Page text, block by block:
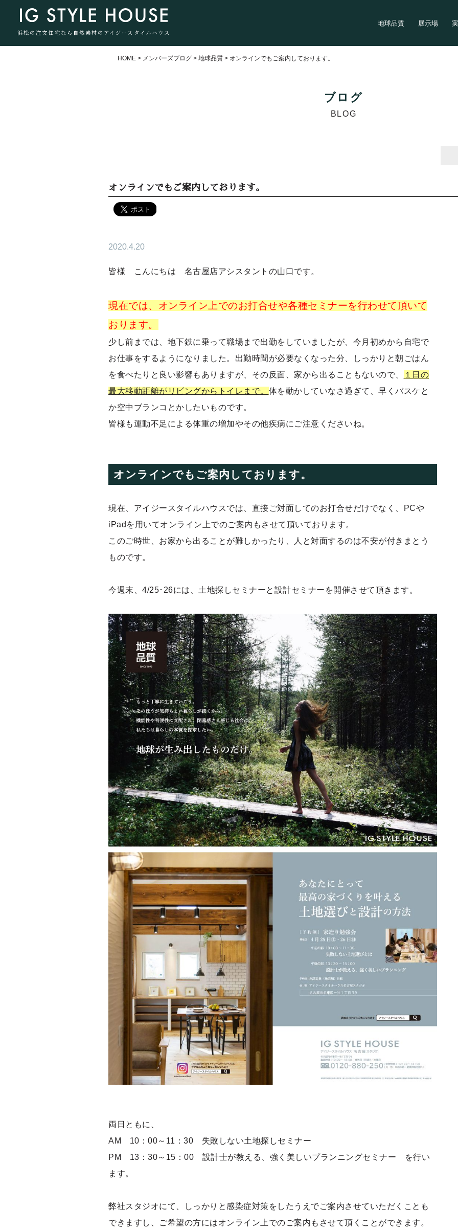
浜松の注文住宅なら自然素材のアイジースタイルハウス
地球品質 展示場
HOME > メンバーズブログ >地球品質 > オンラインでもご案内しております。
ブログ
BLOG
オンラインでもご案内しております。
2020.4.20
皆様 こんにちは 名古屋店アシスタントの山口です。
現在では、オンライン上でのお打合せや各種セミナーを行わせて頂いて
おります。
少し前までは、地下鉄に乗って職場まで出勤をしていましたが、今月初めから自宅で
お仕事をするようになりました。出勤時間が必要なくなった分、しっかりと朝ごはん
を食べたりと良い影響もありますが、その反面、家から出ることもないので、
１日の
最大移動距離がリビングからトイレまで。 体を動かしていなさ過ぎて、早くバスケと
か空中ブランコとかしたいものです。
皆様も運動不足による体重の増加やその他疾病にご注意くださいね。
オンラインでもご案内しております。
現在、アイジースタイルハウスでは、直接ご対面してのお打合せだけでなく、PCや
iPadを用いてオンライン上でのご案内もさせて頂いております。
このご時世、お家から出ることが難しかったり、人と対面するのは不安が付きまとう
ものです。
今週末、4/25･26には、土地探しセミナーと設計セミナーを開催させて頂きます。
両日ともに、
AM 10：00～11：30 失敗しない土地探しセミナー
PM 13：30～15：00 設計士が教える、強く美しいプランニングセミナー を行い
ます。
弊社スタジオにて、しっかりと感染症対策をしたうえでご案内させていただくことも
できますし、ご希望の方にはオンライン上でのご案内もさせて頂くことができます。